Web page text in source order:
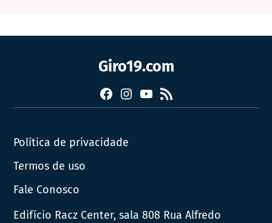
Giro19.com
FacebookInstagram
YouTube
RSS
Política de privacidade
Termos de uso
Fale Conosco
Edifício Racz Center, sala 808 Rua Alfredo